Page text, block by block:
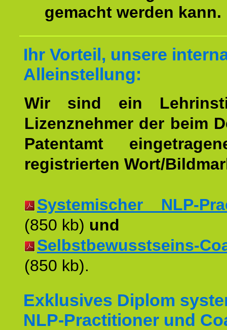
gemacht werden kann.
Ihr Vorteil, unsere
Alleinstellung:
Wir sind ein
Lizenznehmer der beim
Patentamt
registrierten Wort/
Systemischer NLP-
(850 kb) und
Selbstbewusstseins-
(850 kb).
Exklusives Diplom
NLP-Practitioner und